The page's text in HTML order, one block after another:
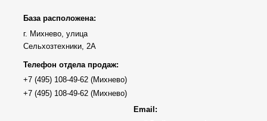
База расположена:
г. Михнево, улица
Сельхозтехники, 2А
Телефон отдела продаж:
Email: